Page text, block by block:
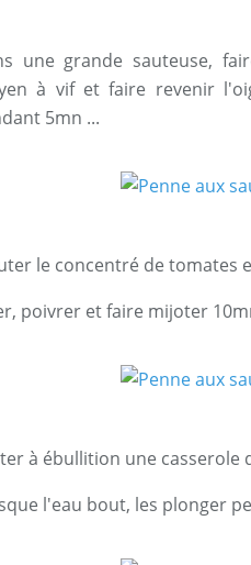
une grande sauteuse,
à vif et faire revenir
5mn ...
le concentré de tomates
poivrer et faire mijoter
à ébullition une casserole
l'eau bout, les plonger